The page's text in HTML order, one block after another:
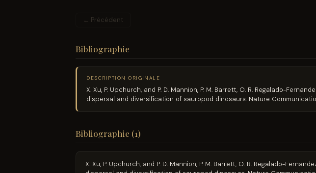
← Précédent
Bibliographie
DESCRIPTION ORIGINALE
X. Xu, P. Upchurch, and P. D. Mannion, P. M. Barrett, O. R. Regalado-
dispersal and diversification of sauropod dinosaurs. Nature
Bibliographie (1)
X. Xu, P. Upchurch, and P. D. Mannion, P. M. Barrett, O. R. Regalado-